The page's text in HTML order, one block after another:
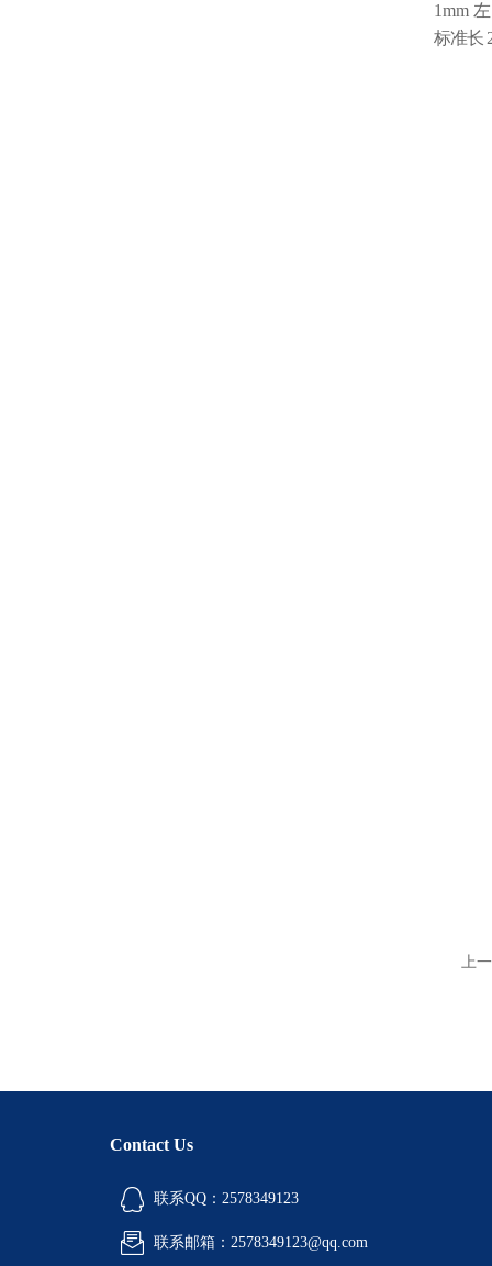
1mm
标准长
上
Contact Us
联系QQ：2578349123
联系邮箱：2578349123@qq.com